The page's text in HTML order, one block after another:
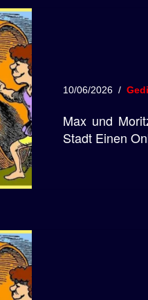
10/06/2026
Max und
Stadt Einen